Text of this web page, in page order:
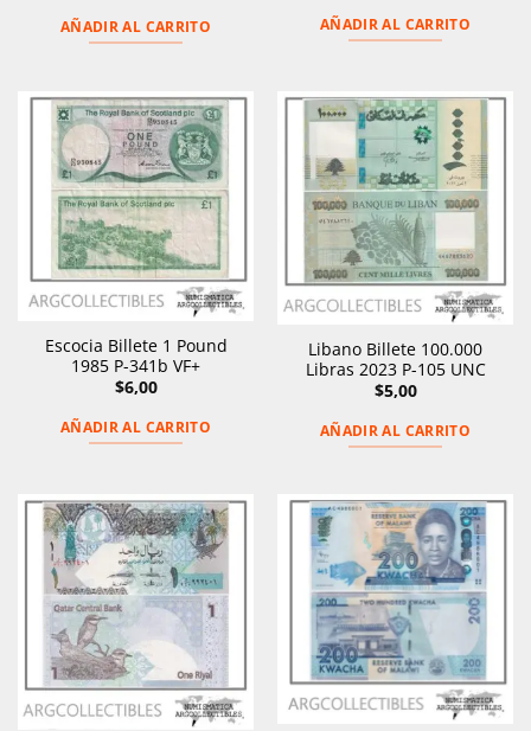
AÑADIR AL CARRITO AÑADIR AL CARRITO
Escocia Billete 1 Pound
1985 P-341b VF+
$6,00
AÑADIR AL CARRITO
Libano Billete 100.000
Libras 2023 P-105 UNC
$5,00
AÑADIR AL CARRITO